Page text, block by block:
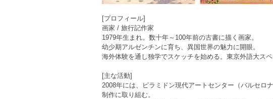
[プロフィール]
画家 / 旅行記作家
1979年生まれ。数十年～100年前の古書に描く画家。
幼少期アルゼンチンに育ち、異国世界の魅力に開眼。
海外体験を通し独学でスケッチを始める。東京外語大スペ
[主な活動]
2008年には、ピラミドン現代アートセンター（バルセロ
制作に取り組む。